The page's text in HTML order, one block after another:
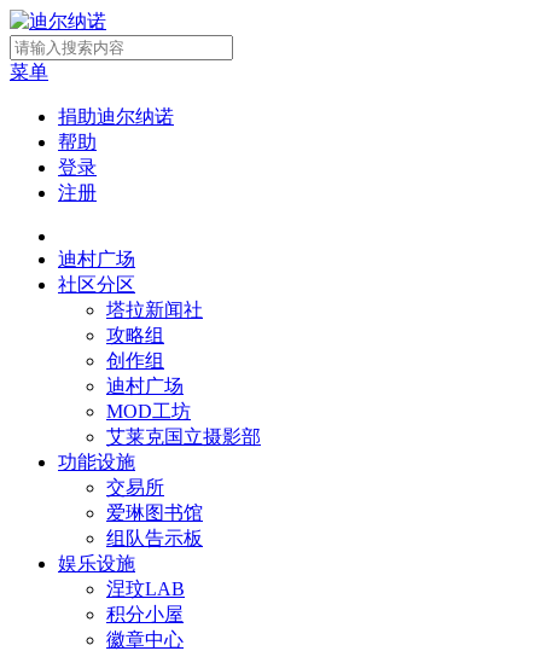
菜单
捐助迪尔纳诺
帮助
登录
注册
迪村广场
社区分区
塔拉新闻社
攻略组
创作组
迪村广场
MOD工坊
艾莱克国立摄影部
功能设施
交易所
爱琳图书馆
组队告示板
娱乐设施
涅玟LAB
积分小屋
徽章中心